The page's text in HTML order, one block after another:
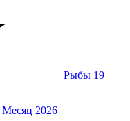
Рыбы 19
Месяц 2026